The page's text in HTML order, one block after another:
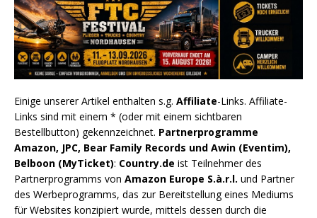
Einige unserer Artikel enthalten s.g. Affiliate-Links. Affiliate-
Links sind mit einem * (oder mit einem sichtbaren
Bestellbutton) gekennzeichnet. Partnerprogramme
Amazon, JPC, Bear Family Records und Awin (Eventim),
Belboon (MyTicket): Country.de ist Teilnehmer des
Partnerprogramms von Amazon Europe S.à.r.l. und Partner
des Werbeprogramms, das zur Bereitstellung eines Mediums
für Websites konzipiert wurde, mittels dessen durch die